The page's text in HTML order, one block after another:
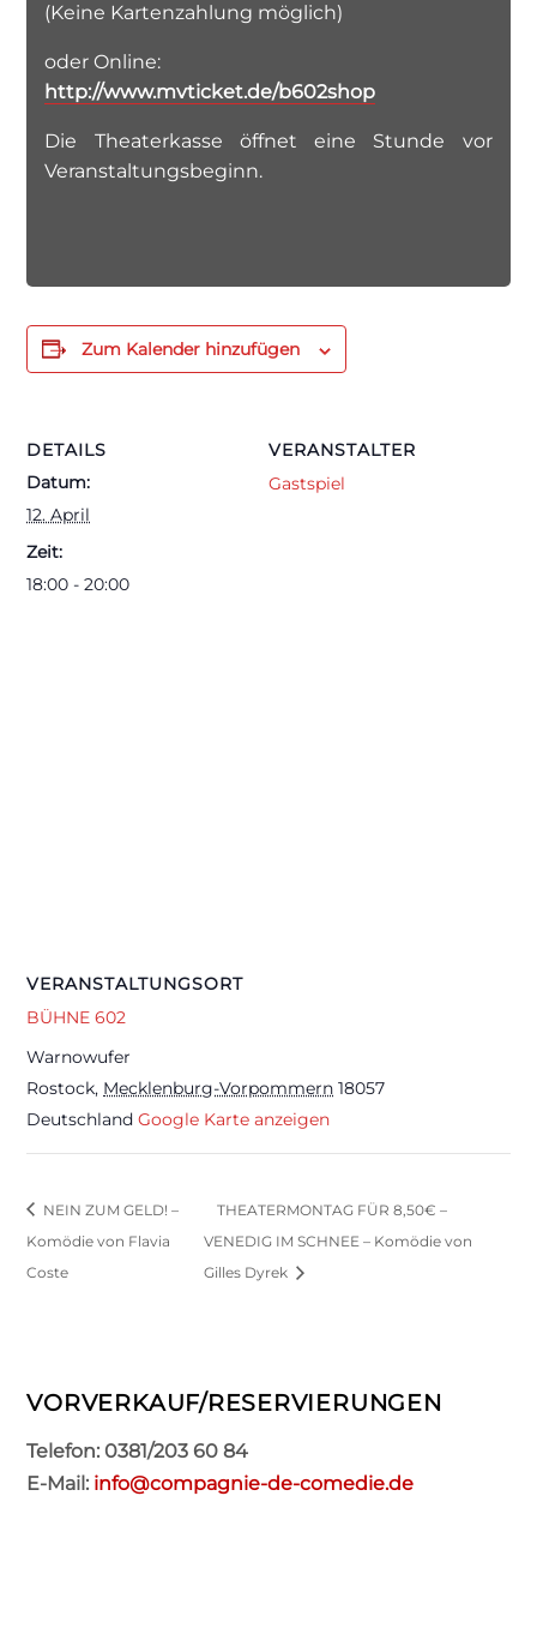
(Keine Kartenzahlung möglich)
oder Online:
http://www.mvticket.de/b602shop
Die Theaterkasse öffnet eine Stunde vor
Veranstaltungsbeginn.
Zum Kalender hinzufügen
DETAILS
Datum:
12. April
Zeit:
18:00 - 20:00
VERANSTALTER
Gastspiel
VERANSTALTUNGSORT
BÜHNE 602
Warnowufer
Rostock, Mecklenburg-Vorpommern 18057
Deutschland Google Karte anzeigen
NEIN ZUM GELD! –
Komödie von Flavia
Coste
THEATERMONTAG FÜR 8,50€ –
VENEDIG IM SCHNEE – Komödie von
Gilles Dyrek
VORVERKAUF/RESERVIERUNGEN
Telefon: 0381/203 60 84
E-Mail: info@compagnie-de-comedie.de